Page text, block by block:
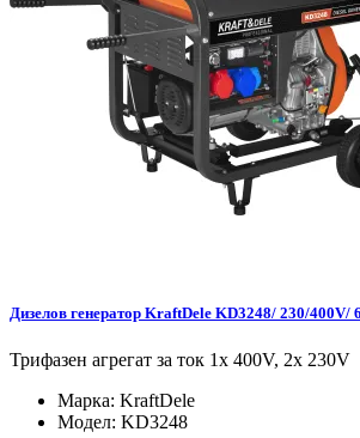
Дизелов генератор KraftDele KD3248/ 230/400V/
Трифазен агрегат за ток 1x 400V, 2x 230V
Марка: KraftDele
Модел: KD3248